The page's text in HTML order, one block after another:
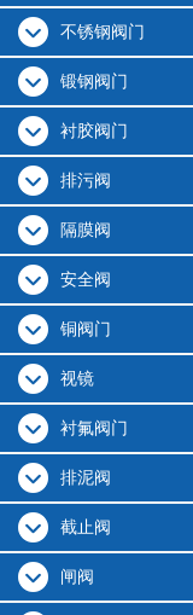
不锈钢阀门
锻钢阀门
衬胶阀门
排污阀
隔膜阀
安全阀
铜阀门
视镜
衬氟阀门
排泥阀
截止阀
闸阀